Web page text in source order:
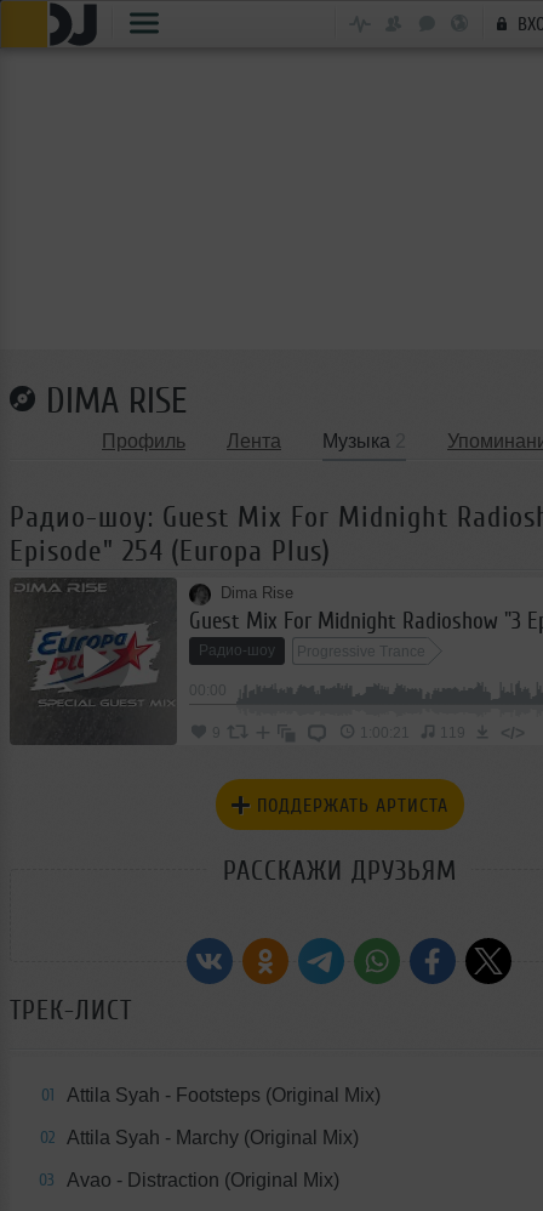
DIMA RISE
Профиль Лента Музыка
Радио-шоу: Guest Mix For Midnight
Episode" 254 (Europa Plus)
Dima Rise
Радио-шоу Progressive Trance
9 1:00:21 119 </>
ПОДДЕРЖАТЬ АРТИСТА
РАССКАЖИ ДРУЗЬЯМ
ТРЕК-ЛИСТ
01 Attila Syah - Footsteps (Original Mix)
02 Attila Syah - Marchy (Original Mix)
03 Avao - Distraction (Original Mix)